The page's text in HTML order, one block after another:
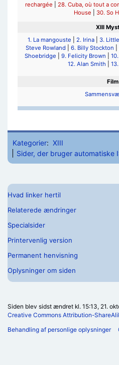
rechargée
28. Cuba, où tout a
House
30. So
XIII
1. La mangouste
2. Irina 3.
Steve Rowland
6. Billy Stockton
Shoebridge
9. Felicity Brown
12. Alan Smith
Film
Kategorier: XIII
Sider, der bruger automatiske
Hvad linker hertil
Relaterede ændringer
Specialsider
Printervenlig version
Permanent henvisning
Oplysninger om siden
Siden blev sidst ændret kl. 15:13, 21.
Creative Commons Attribution-
Behandling af personlige oplysninger